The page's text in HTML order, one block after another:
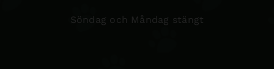
Söndag och Måndag stängt